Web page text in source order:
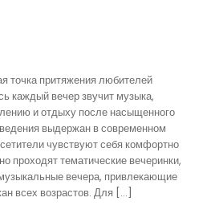
точка притяжения любителей
каждый вечер звучит музыка,
и отдыху после насыщенного
выдержан в современном
чувствуют себя комфортно
проходят тематические вечеринки,
вечера, привлекающие
всех возрастов. Для […]